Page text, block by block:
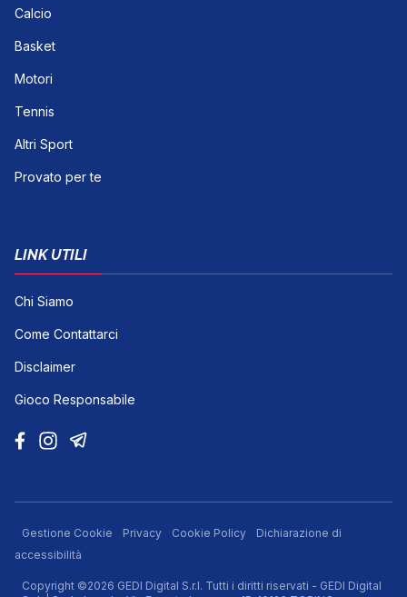
Calcio
Basket
Motori
Tennis
Altri Sport
Provato per te
LINK UTILI
Chi Siamo
Come Contattarci
Disclaimer
Gioco Responsabile
Gestione Cookie Privacy Cookie Policy
Dichiarazione di
accessibilità
Copyright ©2026 GEDI Digital S.r.l. Tutti i diritti riservati - GEDI Digital